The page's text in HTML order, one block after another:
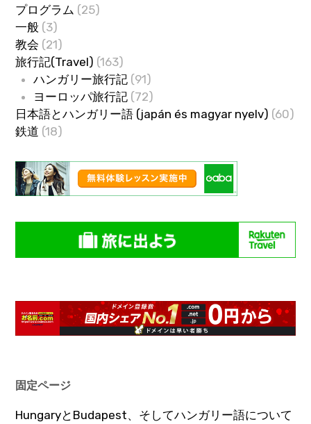
プログラム (25)
一般 (3)
教会 (21)
旅行記(Travel) (163)
ハンガリー旅行記(91)
ヨーロッパ旅行記(72)
日本語とハンガリー語 (japán és magyar nyelv) (60)
鉄道 (18)
固定ページ
HungaryとBudapest、そしてハンガリー語について